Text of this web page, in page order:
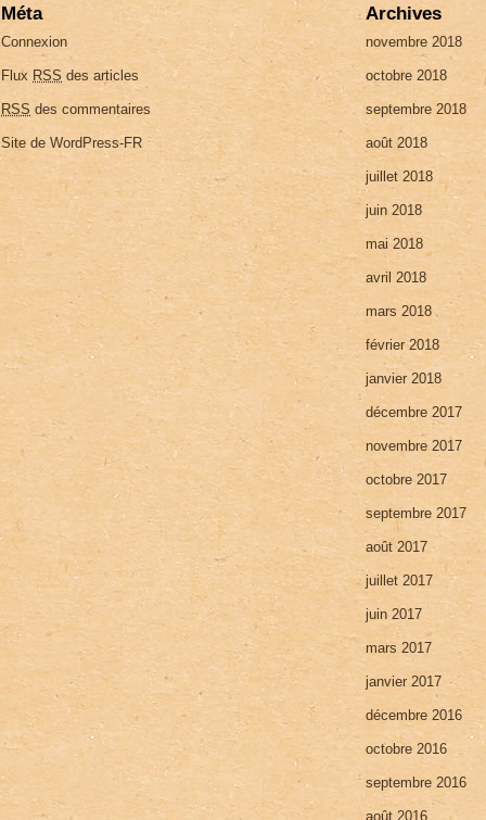
Méta
Connexion
Flux RSS des articles
RSS des commentaires
Site de WordPress-FR
Archives
novembre 2018
octobre 2018
septembre 2018
août 2018
juillet 2018
juin 2018
mai 2018
avril 2018
mars 2018
février 2018
janvier 2018
décembre 2017
novembre 2017
octobre 2017
septembre 2017
août 2017
juillet 2017
juin 2017
mars 2017
janvier 2017
décembre 2016
octobre 2016
septembre 2016
août 2016